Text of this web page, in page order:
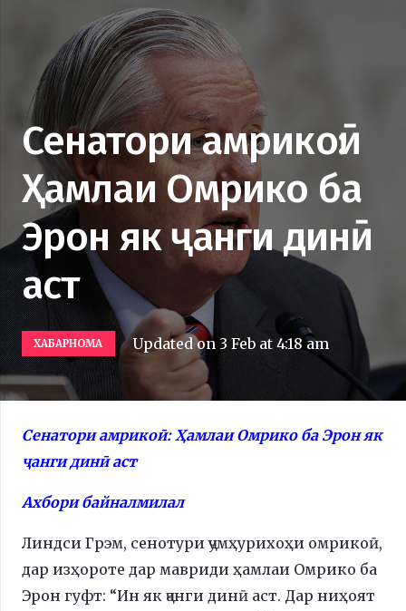
Сенатори амрикоӣ:
Ҳамлаи Омрико ба
Эрон як ҷанги динӣ
аст
ХАБАРНОМА Updated on 3 Feb at 4:18 am
Сенатори амрикоӣ: Ҳамлаи Омрико ба Эрон як
ҷанги динӣ аст
Ахбори байналмилал
Линдси Грэм, сенотури ҷумҳурихоҳи омрикоӣ,
дар изҳороте дар мавриди ҳамлаи Омрико ба
Эрон гуфт: “Ин як ҷанги динӣ аст. Дар ниҳоят